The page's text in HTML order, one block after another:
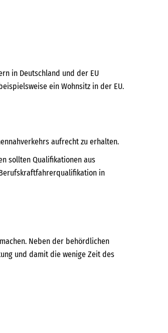
in Deutschland und der EU
ein Wohnsitz in der EU.
aufrecht zu erhalten.
sollten Qualifikationen aus
in
Neben der behördlichen
und damit die wenige Zeit des